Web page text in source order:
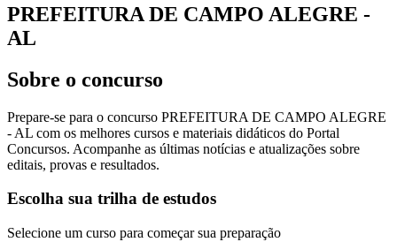
PREFEITURA DE CAMPO ALEGRE -
AL
Sobre o concurso
Prepare-se para o concurso PREFEITURA DE CAMPO ALEGRE
- AL com os melhores cursos e materiais didáticos do Portal
Concursos. Acompanhe as últimas notícias e atualizações sobre
editais, provas e resultados.
Escolha sua trilha de estudos
Selecione um curso para começar sua preparação